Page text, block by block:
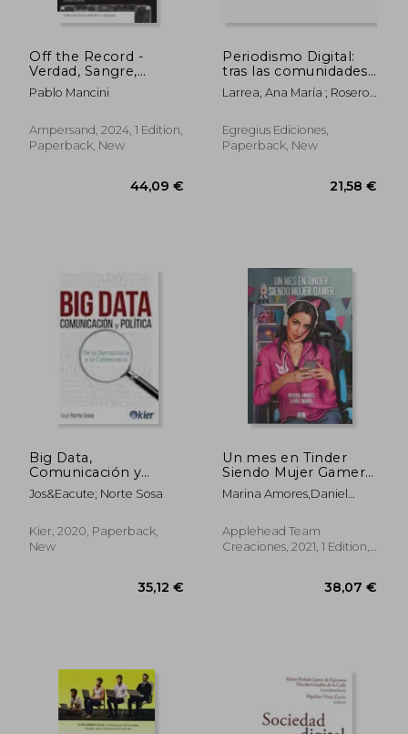
Off the Record -
Verdad, Sangre,
Algoritmos y
Negocios (in Spanish)
Pablo Mancini
Ampersand, 2024, 1 Edition,
Paperback, New
Periodismo Digital:
tras las comunidades
sostenibles en el
ciberespacio (in
Larrea, Ana María ; Rosero
Mediavilla, Lorena Guisela
Egregius Ediciones,
Paperback, New
Big Data,
Comunicación y
Política: De la
Democracia a la
Spanish)
Jos&Eacute; Norte Sosa
Kier, 2020, Paperback,
New
Un mes en Tinder
Siendo Mujer Gamer
(in Spanish)
Marina Amores,Daniel
Applehead Team
Creaciones, 2021, 1 Edition,